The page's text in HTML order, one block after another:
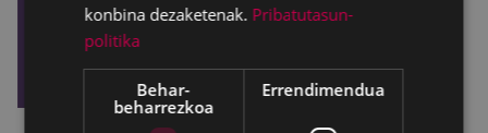
konbina dezaketenak. Pribatutasun-
politika
Behar-
beharrezkoa
Errendimendua